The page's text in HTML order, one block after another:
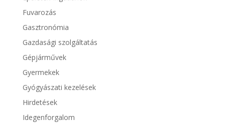
Fuvarozás
Gasztronómia
Gazdasági szolgáltatás
Gépjárművek
Gyermekek
Gyógyászati kezelések
Hirdetések
Idegenforgalom